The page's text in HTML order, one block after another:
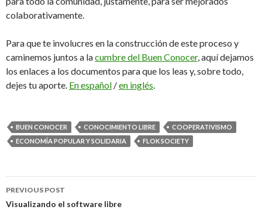
colaborativamente.
Para que te involucres en la construcción de este proceso y
caminemos juntos a lacumbre del Buen Conocer, aquí dejamos
los enlaces a los documentos para que los leas y, sobre todo,
dejes tu aporte. En español /en inglés
BUEN CONOCER CONOCIMIENTO LIBRE
COOPERATIVISMO
ECONOMÍA POPULAR Y SOLIDARIA
FLOK SOCIETY
Post navigation
PREVIOUS POST
Visualizando el software libre